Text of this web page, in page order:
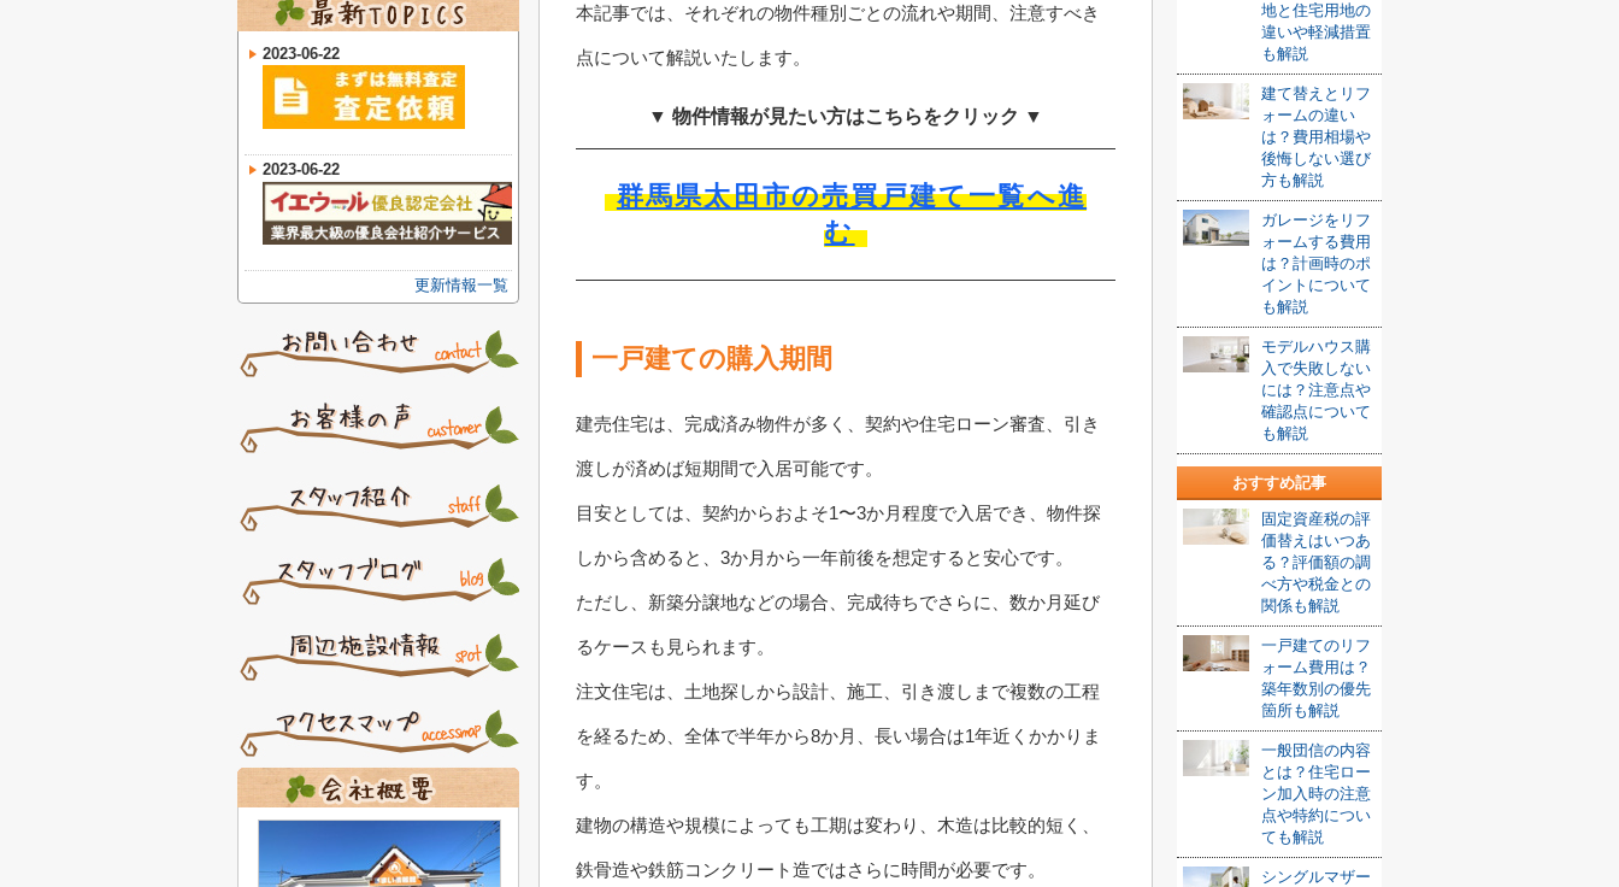
本記事では、それぞれの物件種別ごとの流れや期間、注意すべき
点について解説いたします。
▼ 物件情報が見たい方はこちらをクリック ▼
群馬県太田市の売買戸建て一覧へ進
む
一戸建ての購入期間
建売住宅は、完成済み物件が多く、契約や住宅ローン審査、引き
渡しが済めば短期間で入居可能です。
目安としては、契約からおよそ1〜3か月程度で入居でき、物件探
しから含めると、3か月から一年前後を想定すると安心です。
ただし、新築分譲地などの場合、完成待ちでさらに、数か月延び
るケースも見られます。
注文住宅は、土地探しから設計、施工、引き渡しまで複数の工程
を経るため、全体で半年から8か月、長い場合は1年近くかかりま
す。
建物の構造や規模によっても工期は変わり、木造は比較的短く、
鉄骨造や鉄筋コンクリート造ではさらに時間が必要です。
地と住宅用地の
違いや軽減措置
も解説
建て替えとリフ
ォームの違い
は？費用相場や
後悔しない選び
方も解説
ガレージをリフ
ォームする費用
は？計画時のポ
イントについて
も解説
モデルハウス購
入で失敗しない
には？注意点や
確認点について
も解説
おすすめ記事
固定資産税の評
価替えはいつあ
る？評価額の調
べ方や税金との
関係も解説
一戸建てのリフ
ォーム費用は？
築年数別の優先
箇所も解説
一般団信の内容
とは？住宅ロー
ン加入時の注意
点や特約につい
ても解説
シングルマザー
2023-06-22
2023-06-22
更新情報一覧